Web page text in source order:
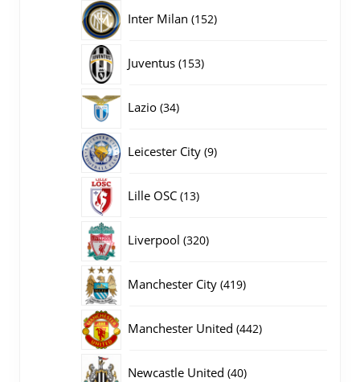
Inter Milan 152152
Juventus 153153
Lazio 3434
Leicester City 99
Lille OSC 1313
Liverpool 320320
Manchester City 419419
Manchester United 442442
Newcastle United 4040